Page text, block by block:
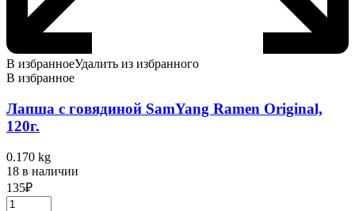
В избранноеУдалить из избранного
В избранное
Лапша с говядиной SamYang Ramen Original,
120г.
0.170 kg
18 в наличии
135₽